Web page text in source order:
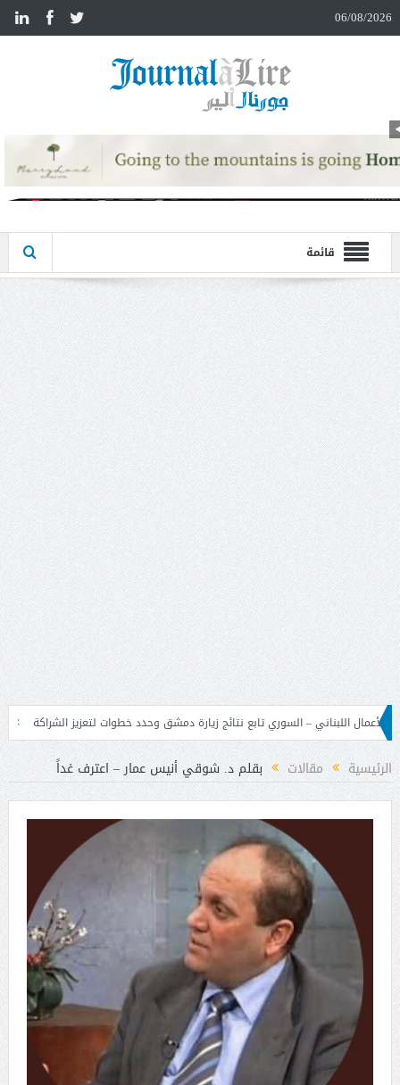
06/08/2026
قائمة
– السوري تابع نتائج زيارة دمشق وحدد خطوات لتعزيز الشراكة بعد تراجع
الرئيسية مقالات بقلم د. شوقي أنيس عمار – اعترف غداً